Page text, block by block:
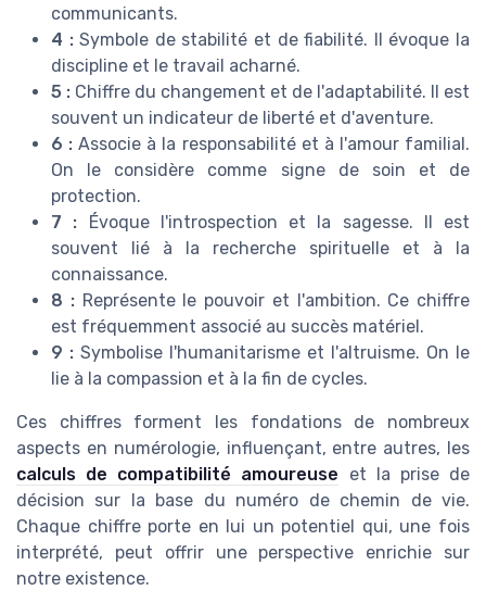
communicants.
4 :Symbole de stabilité et de fiabilité. Il évoque la
discipline et le travail acharné.
5 : Chiffre du changement et de l'adaptabilité. Il est
souvent un indicateur de liberté et d'aventure.
6 : Associe à la responsabilité et à l'amour familial.
On le considère comme signe de soin et de
protection.
7 : Évoque l'introspection et la sagesse. Il est
souvent lié à la recherche spirituelle et à la
connaissance.
8 :Représente le pouvoir et l'ambition. Ce chiffre
est fréquemment associé au succès matériel.
9 : Symbolise l'humanitarisme et l'altruisme. On le
lie à la compassion et à la fin de cycles.
Ces chiffres forment les fondations de nombreux
aspects en numérologie, influençant, entre autres, les
calculs de compatibilité amoureuse et la prise de
décision sur la base du numéro de chemin de vie.
Chaque chiffre porte en lui un potentiel qui, une fois
interprété, peut offrir une perspective enrichie sur
notre existence.